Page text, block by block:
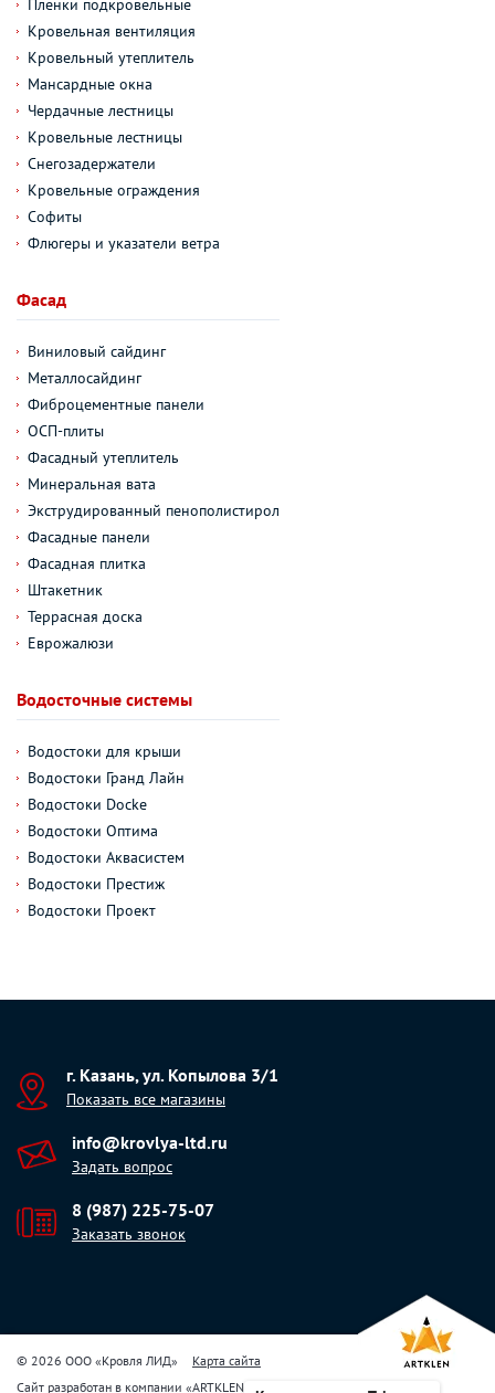
Пленки подкровельные
Кровельная вентиляция
Кровельный утеплитель
Мансардные окна
Чердачные лестницы
Кровельные лестницы
Снегозадержатели
Кровельные ограждения
Софиты
Флюгеры и указатели ветра
Фасад
Виниловый сайдинг
Металлосайдинг
Фиброцементные панели
ОСП-плиты
Фасадный утеплитель
Минеральная вата
Экструдированный пенополистирол
Фасадные панели
Фасадная плитка
Штакетник
Террасная доска
Еврожалюзи
Водосточные системы
Водостоки для крыши
Водостоки Гранд Лайн
Водостоки Docke
Водостоки Оптима
Водостоки Аквасистем
Водостоки Престиж
Водостоки Проект
г. Казань, ул. Копылова 3/1
Показать все магазины
info@krovlya-ltd.ru
Задать вопрос
8 (987) 225-75-07
Заказать звонок
© 2026 ООО «Кровля ЛИД»
Карта сайта
Сайт разработан в компании «ARTKLEN